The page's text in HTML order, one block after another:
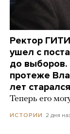
Ректор
ушел с
до выборов.
протеже
лет
Теперь его
ИСТОРИИ 2 дня